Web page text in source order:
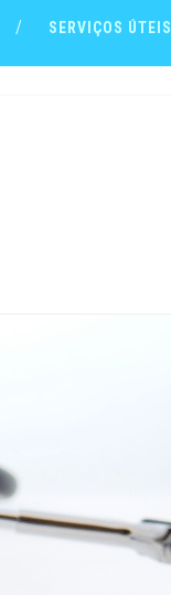
SERVIÇOS ÚTEIS